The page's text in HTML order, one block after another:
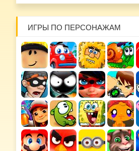
ИГРЫ ПО ПЕРСОНАЖАМ